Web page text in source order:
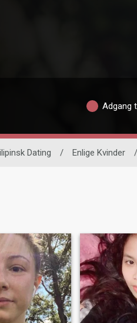
Adgang
Dating / Enlige Kvinder /